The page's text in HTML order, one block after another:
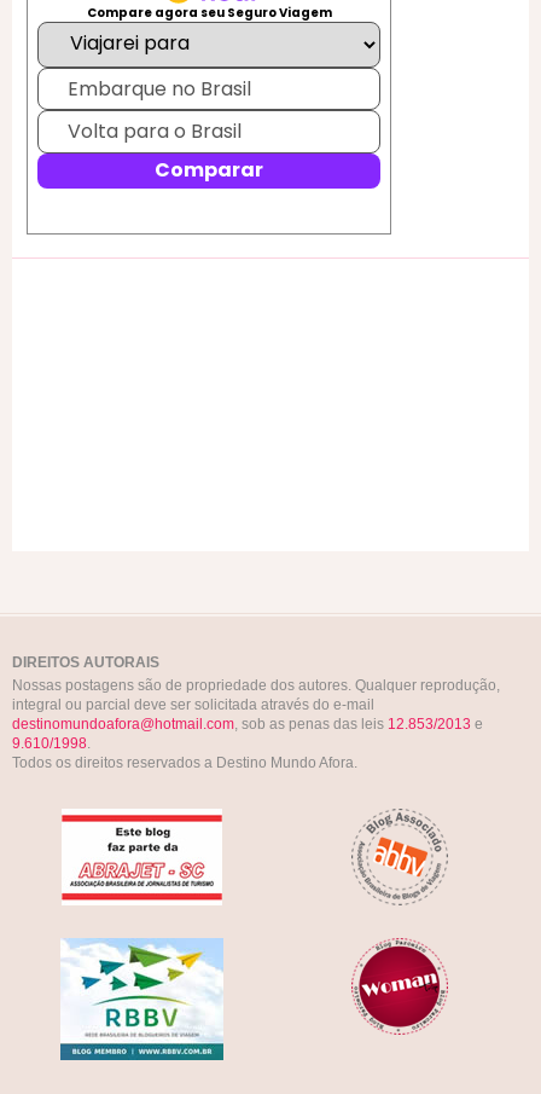
DIREITOS AUTORAIS
Nossas postagens são de propriedade dos autores. Qualquer reprodução,
integral ou parcial deve ser solicitada através do e-mail
destinomundoafora@hotmail.com, sob as penas das leis 12.853/2013 e
9.610/1998.
Todos os direitos reservados a Destino Mundo Afora.